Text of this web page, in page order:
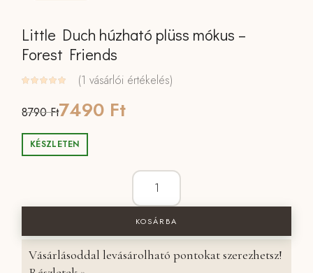
Little Duch húzható plüss mókus –
Forest Friends
(1 vásárlói értékelés)
8790Ft
Original
price
7490 Ft
Current
price
KÉSZLETEN
Little Duch húzható plüss mókus -
KOSÁRBA
Vásárlásoddal levásárolható pontokat szerezhetsz!